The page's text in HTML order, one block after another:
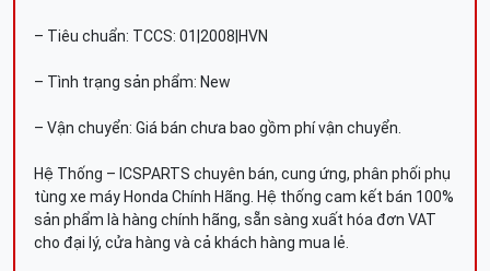
– Tiêu chuẩn: TCCS: 01|2008|HVN
– Tình trạng sản phẩm: New
– Vận chuyển: Giá bán chưa bao gồm phí vận chuyển.
Hệ Thống – ICSPARTS chuyên bán, cung ứng, phân phối phụ
tùng xe máy Honda Chính Hãng. Hệ thống cam kết bán 100%
sản phẩm là hàng chính hãng, sẵn sàng xuất hóa đơn VAT
cho đại lý, cửa hàng và cả khách hàng mua lẻ.